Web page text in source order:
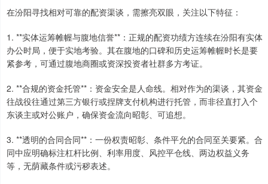
在汾阳寻找相对可靠的配资渠谈，需擦亮双眼，关注以下特征：
1. **实体运筹帷幄与腹地信誉**：正规的配资功绩方连续在汾阳有实体
办公时局，便于实地考验。其在腹地的口碑和历史运筹帷幄时长是要
紧参考，可通过腹地商圈或资深投资者社群多方考证。
2. **合规的资金托管**：资金安全是人命线。相对作为的渠谈，其资金
往战役往通过第三方银行或捏牌支付机构进行托管，而非径直打入个
东谈主或对公账户，确保资金流向昭彰、可追想。
3. **透明的合同合同**：一份权责昭彰、条件平允的合同至关要紧。合
同中应明确标注杠杆比例、利率用度、风控平仓线、两边权益义务
等，无荫藏条件或污秽表述。